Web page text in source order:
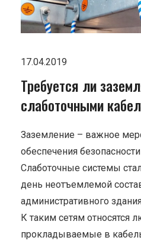
17.04.2019
Требуется ли
слаботочными
Заземление – важное
обеспечения
Слаботочные системы
день неотъемлемой
административного
К таким сетям относятся
прокладываемые в